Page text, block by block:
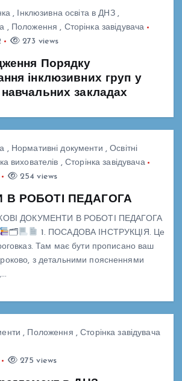
, Інклюзивна освіта в ДНЗ,
, Положення , Сторінка завідувача
273 views
Порядку
інклюзивних груп у
закладах
, Нормативні документи ,Освітні
вихователів , Сторінка завідувача
254 views
В РОБОТІ ПЕДАГОГА
ДОКУМЕНТИ В РОБОТІ ПЕДАГОГА
🗂
1. ПОСАДОВА ІНСТРУКЦІЯ. Це
Там має бути прописано ваш
з детальними поясненнями
, Положення ,Сторінка завідувача
275 views